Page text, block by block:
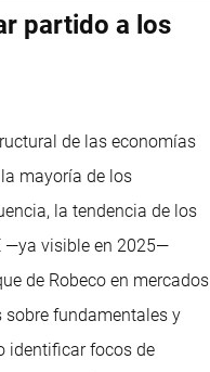
partido a los
de las economías
mayoría de los
la tendencia de los
—ya visible en 2025—
de Robeco en mercados
fundamentales y
identificar focos de